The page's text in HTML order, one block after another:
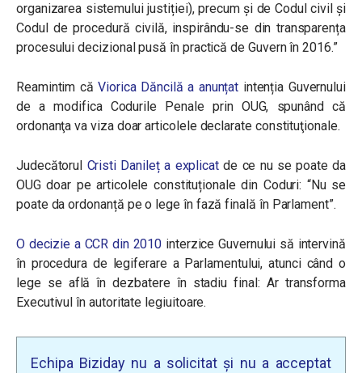
organizarea sistemului justiției), precum și de Codul civil și
Codul de procedură civilă, inspirându-se din transparența
procesului decizional pusă în practică de Guvern în 2016.”
Reamintim căViorica Dăncilă a anunțat intenția Guvernului
de a modifica Codurile Penale prin OUG, spunând că
ordonanţa va viza doar articolele declarate constituţionale.
Judecătorul Cristi Danileț a explicat de ce nu se poate da
OUG doar pe articolele constituționale din Coduri: “Nu se
poate da ordonanță pe o lege în fază finală în Parlament”.
O decizie a CCR din 2010 interzice Guvernului să intervină
în procedura de legiferare a Parlamentului, atunci când o
lege se află în dezbatere în stadiu final: Ar transforma
Executivul în autoritate legiuitoare.
Echipa Biziday nu a solicitat și nu a acceptat